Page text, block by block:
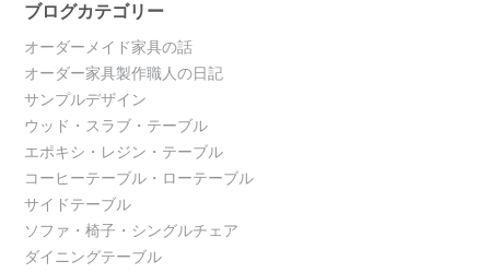
ブログカテゴリー
オーダーメイド家具の話
オーダー家具製作職人の日記
サンプルデザイン
ウッド・スラブ・テーブル
エポキシ・レジン・テーブル
コーヒーテーブル・ローテーブル
サイドテーブル
ソファ・椅子・シングルチェア
ダイニングテーブル